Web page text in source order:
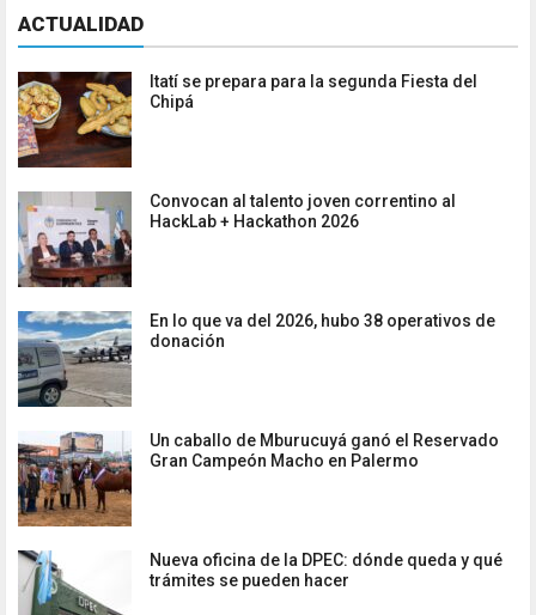
ACTUALIDAD
Itatí se prepara para la segunda Fiesta del
Chipá
Convocan al talento joven correntino al
HackLab + Hackathon 2026
En lo que va del 2026, hubo 38 operativos de
donación
Un caballo de Mburucuyá ganó el Reservado
Gran Campeón Macho en Palermo
Nueva oficina de la DPEC: dónde queda y qué
trámites se pueden hacer